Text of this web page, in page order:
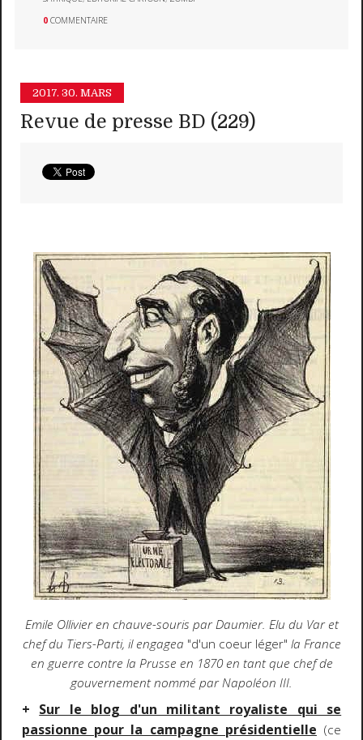
0 COMMENTAIRE
2017. 30. MARS
Revue de presse BD (229)
Emile Ollivier en chauve-souris par Daumier. Elu du Var et
chef du Tiers-Parti, il engagea "d'un coeur léger" la France
en guerre contre la Prusse en 1870 en tant que chef de
gouvernement nommé par Napoléon III.
+ Sur le blog d'un militant royaliste qui se
passionne pour la campagne présidentielle (ce